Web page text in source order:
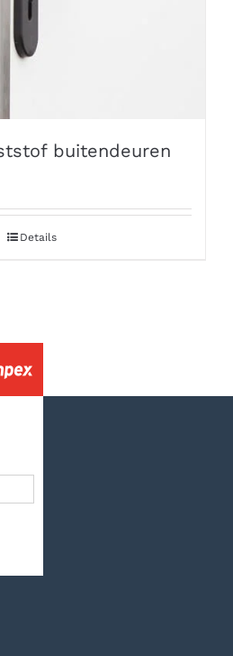
buitendeuren
Details